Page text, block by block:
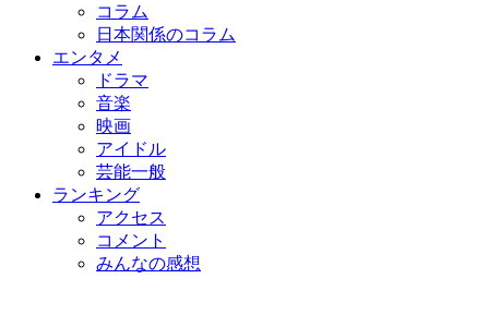
コラム
日本関係のコラム
エンタメ
ドラマ
音楽
映画
アイドル
芸能一般
ランキング
アクセス
コメント
みんなの感想